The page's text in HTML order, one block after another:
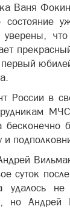
Ваня
состояние
уверены,
первый
России в
бесконечно
и
суток
удалось не
но Андрей